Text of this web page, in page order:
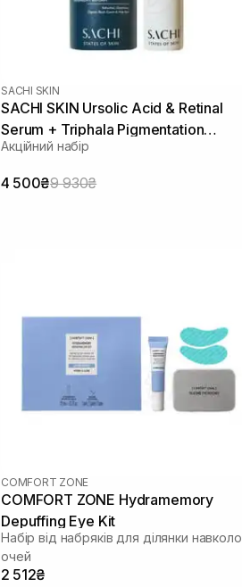
SACHI SKIN
SACHI SKIN Ursolic Acid & Retinal
Serum + Triphala Pigmentation
Corrector
Акційний набір
4 500₴9 930₴
COMFORT ZONE
COMFORT ZONE Hydramemory
Depuffing Eye Kit
Набір від набряків для ділянки навколо
очей
2 512₴